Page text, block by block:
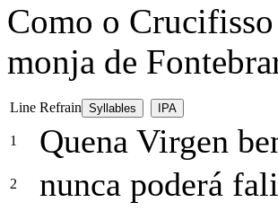
Como o Crucifisso
monja de
Line Refrain Syllables IPA
1 Quena Virgen
2 nunca poderá